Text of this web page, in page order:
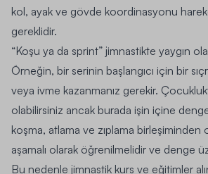
kol, ayak ve gövde koordinasyonu
gereklidir.
“Koşu ya da sprint” jimnastikte yaygın
Örneğin, bir serinin başlangıcı için bir
veya ivme kazanmanız gerekir.
olabilirsiniz ancak burada işin içine
koşma, atlama ve zıplama birleşiminden
aşamalı olarak öğrenilmelidir ve denge
Bu nedenle jimnastik kurs ve eğitimler